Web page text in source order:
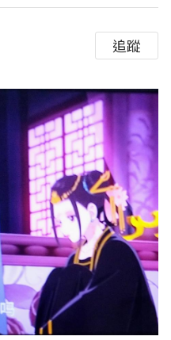
追蹤